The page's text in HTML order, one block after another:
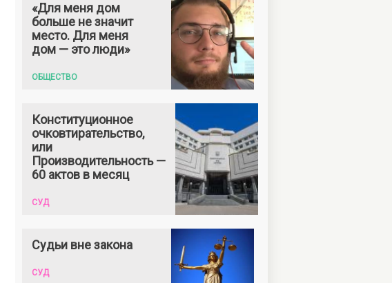
«Для меня дом
больше не значит
место. Для меня
дом — это люди»
ОБЩЕСТВО
Конституционное
очковтирательство,
или
Производительность —
60 актов в месяц
СУД
Судьи вне закона
СУД